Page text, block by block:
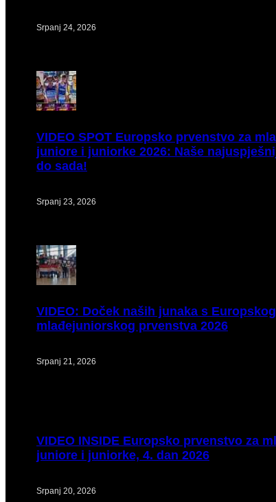
Srpanj 24, 2026
VIDEO SPOT Europsko prvenstvo za
juniore i juniorke 2026: Naše
do sada!
Srpanj 23, 2026
VIDEO: Doček naših junaka s Europskog
mlađejuniorskog prvenstva 2026
Srpanj 21, 2026
VIDEO INSIDE Europsko prvenstvo za
juniore i juniorke, 4. dan 2026
Srpanj 20, 2026